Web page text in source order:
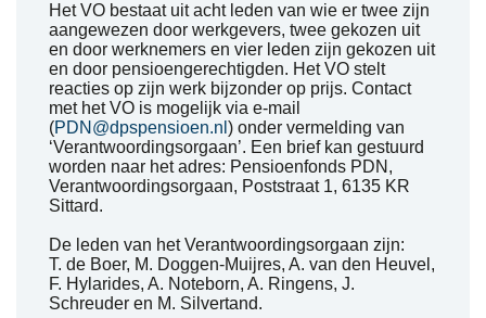
Het VO bestaat uit acht leden van wie er twee zijn
aangewezen door werkgevers, twee gekozen uit
en door werknemers en vier leden zijn gekozen uit
en door pensioengerechtigden. Het VO stelt
reacties op zijn werk bijzonder op prijs. Contact
met het VO is mogelijk via e-mail
(PDN@dpspensioen.nl ) onder vermelding van
‘Verantwoordingsorgaan’. Een brief kan gestuurd
worden naar het adres: Pensioenfonds PDN,
Verantwoordingsorgaan, Poststraat 1, 6135 KR
Sittard.
De leden van het Verantwoordingsorgaan zijn:
T. de Boer, M. Doggen-Muijres, A. van den Heuvel,
F. Hylarides, A. Noteborn, A. Ringens, J.
Schreuder en M. Silvertand.